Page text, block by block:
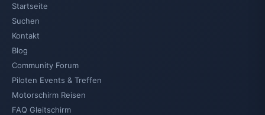
Startseite
Suchen
Kontakt
Blog
Community Forum
Piloten Events & Treffen
Motorschirm Reisen
FAQ Gleitschirm